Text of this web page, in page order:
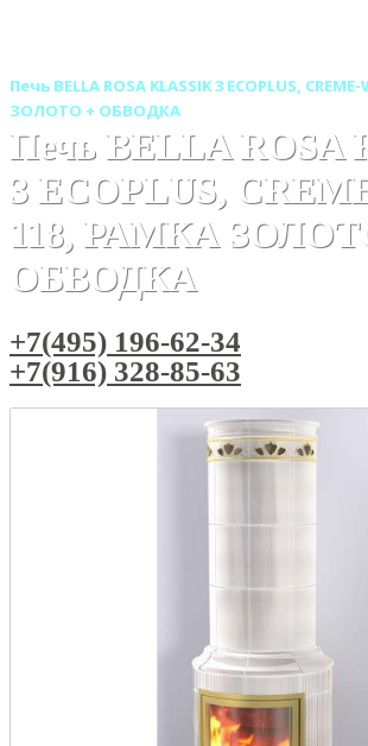
Печь BELLA ROSA KLASSIK 3 ECOPLUS,
ЗОЛОТО + ОБВОДКА
Печь BELLA ROSA
3 ECOPLUS,
118, РАМКА
ОБВОДКА
+7(495) 196-62-34
+7(916) 328-85-63